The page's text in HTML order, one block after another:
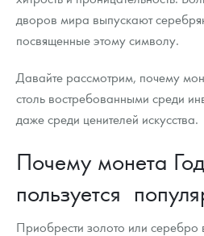
дворов мира выпускают
посвященные этому символу.
Давайте рассмотрим, почему
столь востребованными среди
даже среди ценителей искусства.
Почему монета
пользуется
Приобрести золото или серебро